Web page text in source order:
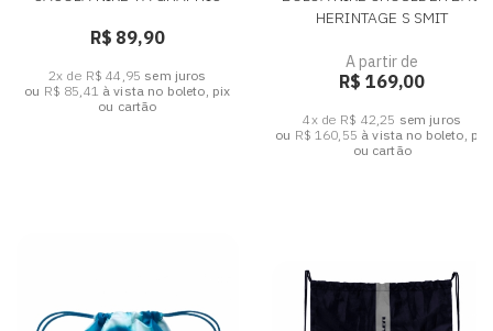
R$ 89,90
2x de R$ 44,95 sem juros
ou R$ 85,41 à vista no boleto, pix
ou cartão
HERINTAGE S SMIT
A partir de
R$ 169,00
4x de R$ 42,25 sem juros
ou R$ 160,55 à vista no boleto, pix
ou cartão